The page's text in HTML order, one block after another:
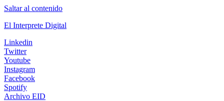
Saltar al contenido
El Interprete Digital
Linkedin
Twitter
Youtube
Instagram
Facebook
Spotify
Archivo EID